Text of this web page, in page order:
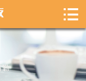
业务介绍
